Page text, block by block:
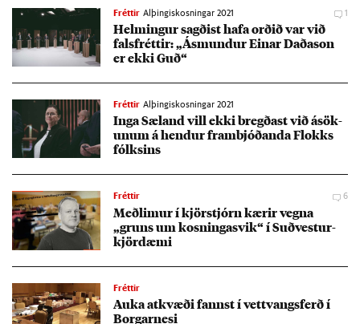
Fréttir Alþingiskosningar 2021 1
Helm­ing­ur sagð­ist hafa orð­ið var við
fals­frétt­ir: „Ásmund­ur Ein­ar Daða­son
er ekki Guð“
Fréttir Alþingiskosningar 2021
Inga Sæ­land vill ekki bregð­ast við ásök­
un­um á hend­ur fram­bjóð­anda Flokks
fólks­ins
Fréttir 6
Með­lim­ur í kjör­stjórn kær­ir vegna
„gruns um kosn­inga­svik“ í Suð­vest­ur­
kjör­dæmi
Fréttir
Auka at­kvæði fannst í vett­vangs­ferð í
Borg­ar­nesi